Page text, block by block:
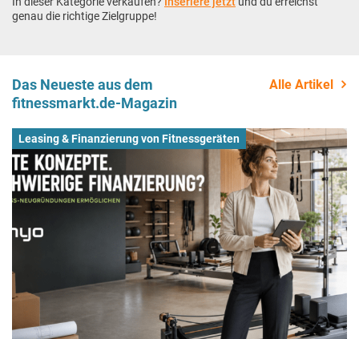
genau die richtige Zielgruppe!
Das Neueste aus dem
fitnessmarkt.de-Magazin
Alle Artikel
Leasing & Finanzierung von Fitnessgeräten